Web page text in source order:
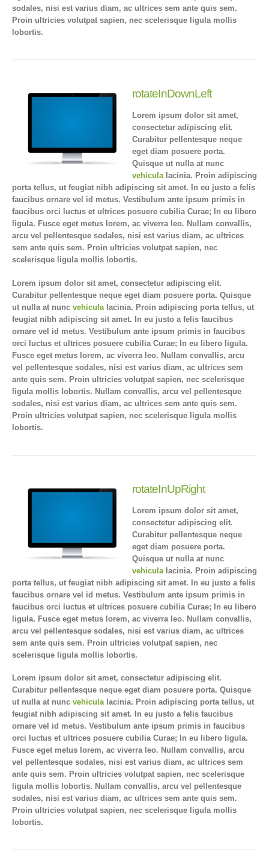
sodales, nisi est varius diam, ac ultrices sem ante quis sem.
Proin ultricies volutpat sapien, nec scelerisque ligula mollis
lobortis.
rotateInDownLeft
Lorem ipsum dolor sit amet,
consectetur adipiscing elit.
Curabitur pellentesque neque
eget diam posuere porta.
Quisque ut nulla at nunc
vehiculalacinia. Proin adipiscing
porta tellus, ut feugiat nibh adipiscing sit amet. In eu justo a felis
faucibus ornare vel id metus. Vestibulum ante ipsum primis in
faucibus orci luctus et ultrices posuere cubilia Curae; In eu libero
ligula. Fusce eget metus lorem, ac viverra leo. Nullam convallis,
arcu vel pellentesque sodales, nisi est varius diam, ac ultrices
sem ante quis sem. Proin ultricies volutpat sapien, nec
scelerisque ligula mollis lobortis.
Lorem ipsum dolor sit amet, consectetur adipiscing elit.
Curabitur pellentesque neque eget diam posuere porta. Quisque
ut nulla at nunc vehicula lacinia. Proin adipiscing porta tellus, ut
feugiat nibh adipiscing sit amet. In eu justo a felis faucibus
ornare vel id metus. Vestibulum ante ipsum primis in faucibus
orci luctus et ultrices posuere cubilia Curae; In eu libero ligula.
Fusce eget metus lorem, ac viverra leo. Nullam convallis, arcu
vel pellentesque sodales, nisi est varius diam, ac ultrices sem
ante quis sem. Proin ultricies volutpat sapien, nec scelerisque
ligula mollis lobortis. Nullam convallis, arcu vel pellentesque
sodales, nisi est varius diam, ac ultrices sem ante quis sem.
Proin ultricies volutpat sapien, nec scelerisque ligula mollis
lobortis.
rotateInUpRight
Lorem ipsum dolor sit amet,
consectetur adipiscing elit.
Curabitur pellentesque neque
eget diam posuere porta.
Quisque ut nulla at nunc
vehicula lacinia. Proin adipiscing
porta tellus, ut feugiat nibh adipiscing sit amet. In eu justo a felis
faucibus ornare vel id metus. Vestibulum ante ipsum primis in
faucibus orci luctus et ultrices posuere cubilia Curae; In eu libero
ligula. Fusce eget metus lorem, ac viverra leo. Nullam convallis,
arcu vel pellentesque sodales, nisi est varius diam, ac ultrices
sem ante quis sem. Proin ultricies volutpat sapien, nec
scelerisque ligula mollis lobortis.
Lorem ipsum dolor sit amet, consectetur adipiscing elit.
Curabitur pellentesque neque eget diam posuere porta. Quisque
ut nulla at nunc vehiculalacinia. Proin adipiscing porta tellus, ut
feugiat nibh adipiscing sit amet. In eu justo a felis faucibus
ornare vel id metus. Vestibulum ante ipsum primis in faucibus
orci luctus et ultrices posuere cubilia Curae; In eu libero ligula.
Fusce eget metus lorem, ac viverra leo. Nullam convallis, arcu
vel pellentesque sodales, nisi est varius diam, ac ultrices sem
ante quis sem. Proin ultricies volutpat sapien, nec scelerisque
ligula mollis lobortis. Nullam convallis, arcu vel pellentesque
sodales, nisi est varius diam, ac ultrices sem ante quis sem.
Proin ultricies volutpat sapien, nec scelerisque ligula mollis
lobortis.